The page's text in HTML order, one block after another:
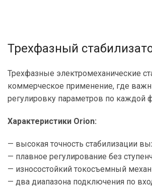
Трехфазный
Трехфазные электромеханические
коммерческое применение, где
регулировку параметров по каждой
Характеристики Orion:
— высокая точность стабилизации
— плавное регулирование без
— износостойкий токосъемный
— два диапазона подключения по